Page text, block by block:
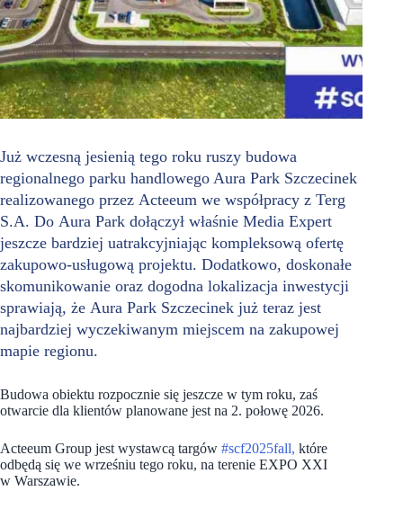
Już wczesną jesienią tego roku ruszy budowa
regionalnego parku handlowego Aura Park Szczecinek
realizowanego przez Acteeum we współpracy z Terg
S.A. Do Aura Park dołączył właśnie Media Expert
jeszcze bardziej uatrakcyjniając kompleksową ofertę
zakupowo-usługową projektu. Dodatkowo, doskonałe
skomunikowanie oraz dogodna lokalizacja inwestycji
sprawiają, że Aura Park Szczecinek już teraz jest
najbardziej wyczekiwanym miejscem na zakupowej
mapie regionu.
Budowa obiektu rozpocznie się jeszcze w tym roku, zaś
otwarcie dla klientów planowane jest na 2. połowę 2026.
Acteeum Group jest wystawcą targów #scf2025fall, które
odbędą się we wrześniu tego roku, na terenie EXPO XXI
w Warszawie.